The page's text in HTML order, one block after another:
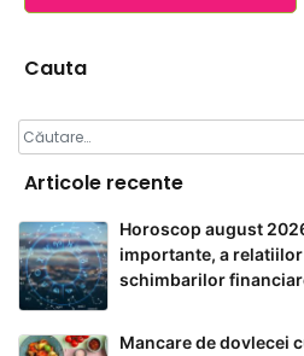
Cauta
Caută
după:
Articole recente
Horoscop august
importante, a
schimbarilor
Mancare de dovlecei